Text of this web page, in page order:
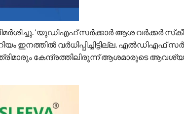
‘യുഡിഎഫ് സര്‍ക്കാര്‍ ആശ വര്‍ക്കര്‍
വര്‍ധിപ്പിച്ചിട്ടില്ല. എല്‍ഡിഎഫ്
കേന്ദ്രത്തിലിരുന്ന് ആശമാരുടെ